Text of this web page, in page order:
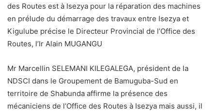
des Routes est à Isezya pour la réparation des machines
en prélude du démarrage des travaux entre Isezya et
Kigulube précise le Directeur Provincial de l’Office des
Routes, l’Ir Alain MUGANGU
Mr Marcellin SELEMANI KILEGALEGA, président de la
NDSCI dans le Groupement de Bamuguba-Sud en
territoire de Shabunda affirme la présence des
mécaniciens de l’Office des Routes à Isezya mais aussi, il